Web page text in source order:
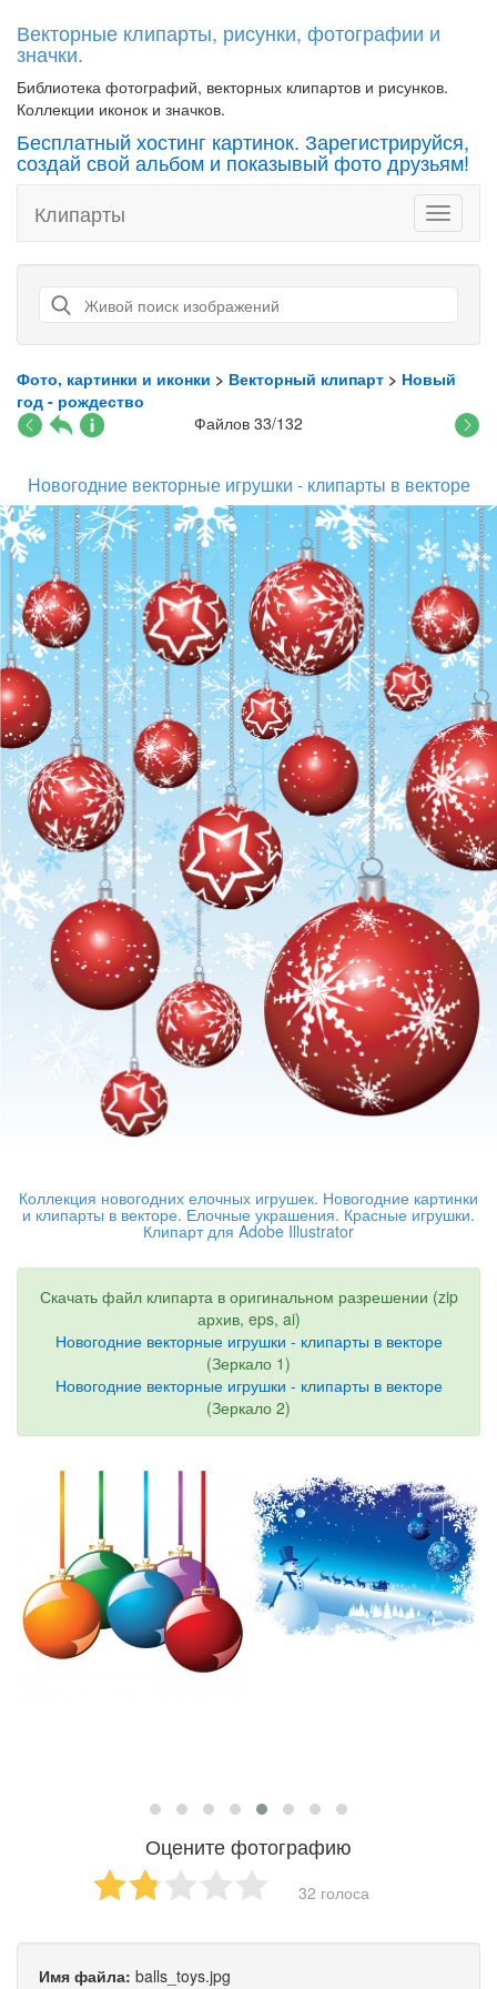
Векторные клипарты, рисунки, фотографии и
значки.
Библиотека фотографий, векторных клипартов и рисунков.
Коллекции иконок и значков.
Бесплатный хостинг картинок. Зарегистрируйся,
создай свой альбом и показывый фото друзьям!
Toggle
Клипарты
Фото, картинки и иконки > Векторный клипарт > Новый
год - рождество
Файлов 33/132
Новогодние векторные игрушки - клипарты в векторе
Коллекция новогодних елочных игрушек. Новогодние картинки
и клипарты в векторе. Елочные украшения. Красные игрушки.
Клипарт для Adobe Illustrator
Скачать файл клипарта в оригинальном разрешении (zip
архив, eps, ai)
Новогодние векторные игрушки - клипарты в векторе
(Зеркало 1)
Новогодние векторные игрушки - клипарты в векторе
(Зеркало 2)
Оцените фотографию
32 голоса
Имя файла: balls_toys.jpg